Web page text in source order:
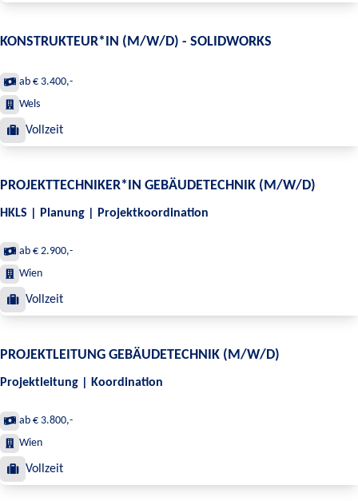
KONSTRUKTEUR*IN (M/W/D) - SOLIDWORKS
ab € 3.400,-
Wels
Vollzeit
PROJEKTTECHNIKER*IN GEBÄUDETECHNIK (M/W/D)
HKLS | Planung | Projektkoordination
ab € 2.900,-
Wien
Vollzeit
PROJEKTLEITUNG GEBÄUDETECHNIK (M/W/D)
Projektleitung | Koordination
ab € 3.800,-
Wien
Vollzeit